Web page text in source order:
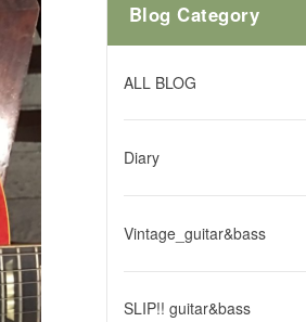
Blog Category
ALL BLOG
Diary
Vintage_guitar&bass
SLIP!! guitar&bass